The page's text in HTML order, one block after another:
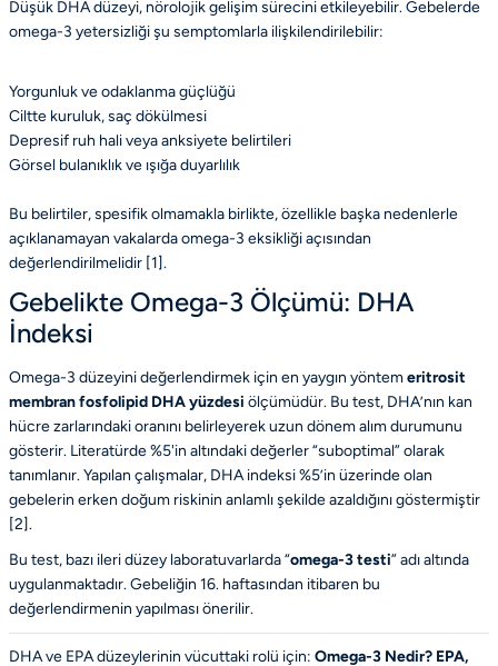
Düşük DHA düzeyi, nörolojik gelişim sürecini etkileyebilir. Gebelerde
omega-3 yetersizliği şu semptomlarla ilişkilendirilebilir:
Yorgunluk ve odaklanma güçlüğü
Ciltte kuruluk, saç dökülmesi
Depresif ruh hali veya anksiyete belirtileri
Görsel bulanıklık ve ışığa duyarlılık
Bu belirtiler, spesifik olmamakla birlikte, özellikle başka nedenlerle
açıklanamayan vakalarda omega-3 eksikliği açısından
değerlendirilmelidir [1].
Gebelikte Omega-3 Ölçümü: DHA
İndeksi
Omega-3 düzeyini değerlendirmek için en yaygın yöntemeritrosit
membran fosfolipid DHA yüzdesi ölçümüdür. Bu test, DHA’nın kan
hücre zarlarındaki oranını belirleyerek uzun dönem alım durumunu
gösterir. Literatürde %5'in altındaki değerler “suboptimal” olarak
tanımlanır. Yapılan çalışmalar, DHA indeksi %5’in üzerinde olan
gebelerin erken doğum riskinin anlamlı şekilde azaldığını göstermiştir
[2].
Bu test, bazı ileri düzey laboratuvarlarda “omega-3 testi” adı altında
uygulanmaktadır. Gebeliğin 16. haftasından itibaren bu
değerlendirmenin yapılması önerilir.
DHA ve EPA düzeylerinin vücuttaki rolü için: Omega-3 Nedir? EPA,